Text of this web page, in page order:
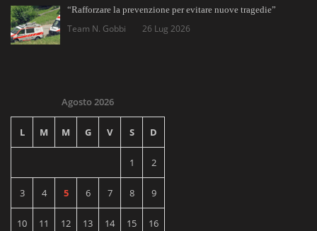
“Rafforzare la prevenzione per evitare nuove tragedie”
Team N. Gobbi 26 Lug 2026
Agosto 2026
L M M G V S D
1 2
3 4 5 6 7 8 9
10 11 12 13 14 15 16